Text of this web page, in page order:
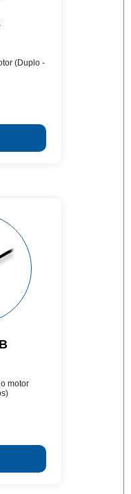
(Duplo -
motor